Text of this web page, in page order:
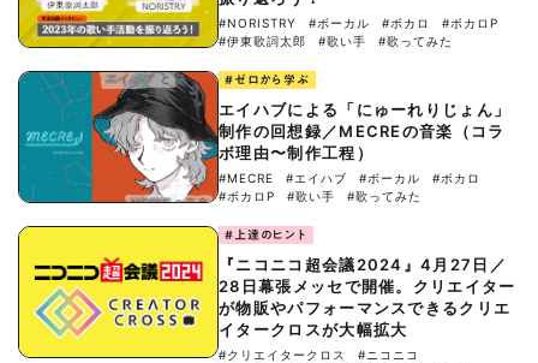
#NORISTRY #ボーカル #ボカロ
#ボカロP
#伊東歌詞太郎
#歌い手 #歌ってみた
#ゼロから学ぶ
エイハブによる「にゅーれりじょん」
制作の回想録／MECREの音楽（コラ
ボ理由〜制作工程）
#MECRE #エイハブ #ボーカル
#ボカロ
#ボカロP
#歌い手 #歌ってみた
#上達のヒント
『ニコニコ超会議2024』4月27日／
28日幕張メッセで開催。クリエイター
が物販やパフォーマンスできるクリエ
イタークロスが大幅拡大
#クリエイタークロス
#ニコニコ